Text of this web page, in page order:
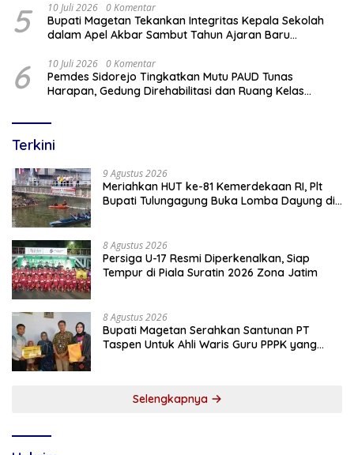
5 10 Juli 2026 0 Komentar
Bupati Magetan Tekankan Integritas Kepala Sekolah
dalam Apel Akbar Sambut Tahun Ajaran Baru
6 10 Juli 2026 0 Komentar
Pemdes Sidorejo Tingkatkan Mutu PAUD Tunas
Harapan, Gedung Direhabilitasi dan Ruang Kelas
Terkini
9 Agustus 2026
Meriahkan HUT ke-81 Kemerdekaan RI, Plt
Bupati Tulungagung Buka Lomba Dayung di
8 Agustus 2026
Persiga U-17 Resmi Diperkenalkan, Siap
Tempur di Piala Suratin 2026 Zona Jatim
8 Agustus 2026
Bupati Magetan Serahkan Santunan PT
Taspen Untuk Ahli Waris Guru PPPK yang
Selengkapnya